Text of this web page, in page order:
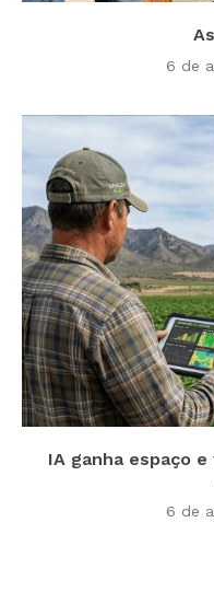
6 de
IA ganha espaço
6 de